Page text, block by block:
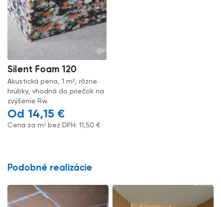
Silent Foam 120
Akustická pena, 1 m², rôzne
hrúbky, vhodná do priečok na
zvýšenie Rw.
14,15 €
Cena za m² bez DPH: 11,50 €
Podobné realizácie